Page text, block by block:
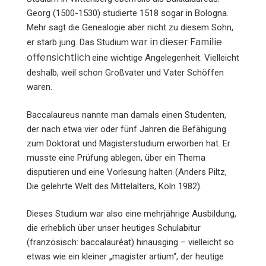
Georg (1500-1530) studierte 1518 sogar in Bologna.
Mehr sagt die Genealogie aber nicht zu diesem Sohn,
er starb jung. Das Studium war in dieser Familie
offensichtlich eine wichtige Angelegenheit. Vielleicht
deshalb, weil schon Großvater und Vater Schöffen
waren.
Baccalaureus nannte man damals einen Studenten,
der nach etwa vier oder fünf Jahren die Befähigung
zum Doktorat und Magisterstudium erworben hat. Er
musste eine Prüfung ablegen, über ein Thema
disputieren und eine Vorlesung halten (Anders Piltz,
Die gelehrte Welt des Mittelalters, Köln 1982).
Dieses Studium war also eine mehrjährige Ausbildung,
die erheblich über unser heutiges Schulabitur
(französisch: baccalauréat) hinausging – vielleicht so
etwas wie ein kleiner „magister artium“, der heutige